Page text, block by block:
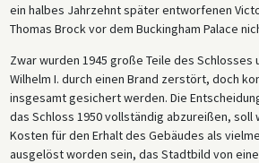
ein halbes Jahrzehnt später entworfenen
Thomas Brock vor dem Buckingham Palace
Zwar wurden 1945 große Teile des Schlosses
Wilhelm I. durch einen Brand zerstört, doch
insgesamt gesichert werden. Die
das Schloss 1950 vollständig abzureißen, soll
Kosten für den Erhalt des Gebäudes als
ausgelöst worden sein, das Stadtbild von